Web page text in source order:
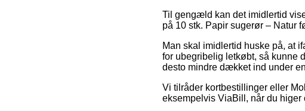
Til gengæld kan det imidlertid
på 10 stk. Papir sugerør – Natur
Man skal imidlertid huske på, at
for ubegribelig letkøbt, så kunne
desto mindre dækket ind under
Vi tilråder kortbestillinger eller
eksempelvis ViaBill, når du higer